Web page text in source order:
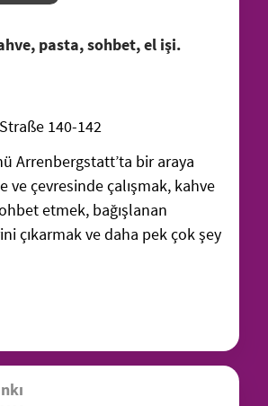
pasta, sohbet, el işi.
140-142
Arrenbergstatt’ta bir araya
ve çevresinde çalışmak, kahve
etmek, bağışlanan
çıkarmak ve daha pek çok şey